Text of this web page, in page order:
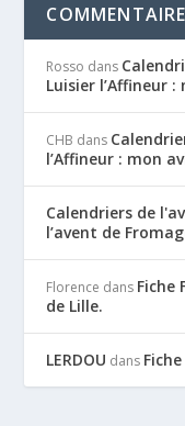
Rosso dans
Luisier l’Affineur :
CHB dans
l’Affineur : mon
Calendriers de
l’avent de
Florence dans Fiche
de Lille.
LERDOU dans